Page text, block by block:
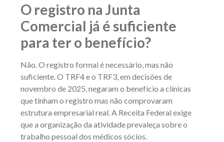
O registro na Junta
Comercial já é suficiente
para ter o benefício?
Não. O registro formal é necessário, mas não
suficiente. O TRF4 e o TRF3, em decisões de
novembro de 2025, negaram o benefício a clínicas
que tinham o registro mas não comprovaram
estrutura empresarial real. A Receita Federal exige
que a organização da atividade prevaleça sobre o
trabalho pessoal dos médicos sócios.